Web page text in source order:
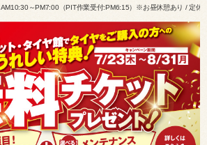
AM10:30～PM7:00（PIT作業受付:PM6:15）※お昼休憩あり / 定休